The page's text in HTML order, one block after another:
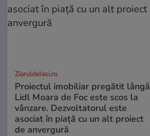
ZiaruldeIasi.ro
Proiectul imobiliar pregătit lângă
Lidl Moara de Foc este scos la
vânzare. Dezvoltatorul este
asociat în piață cu un alt proiect
de anvergură